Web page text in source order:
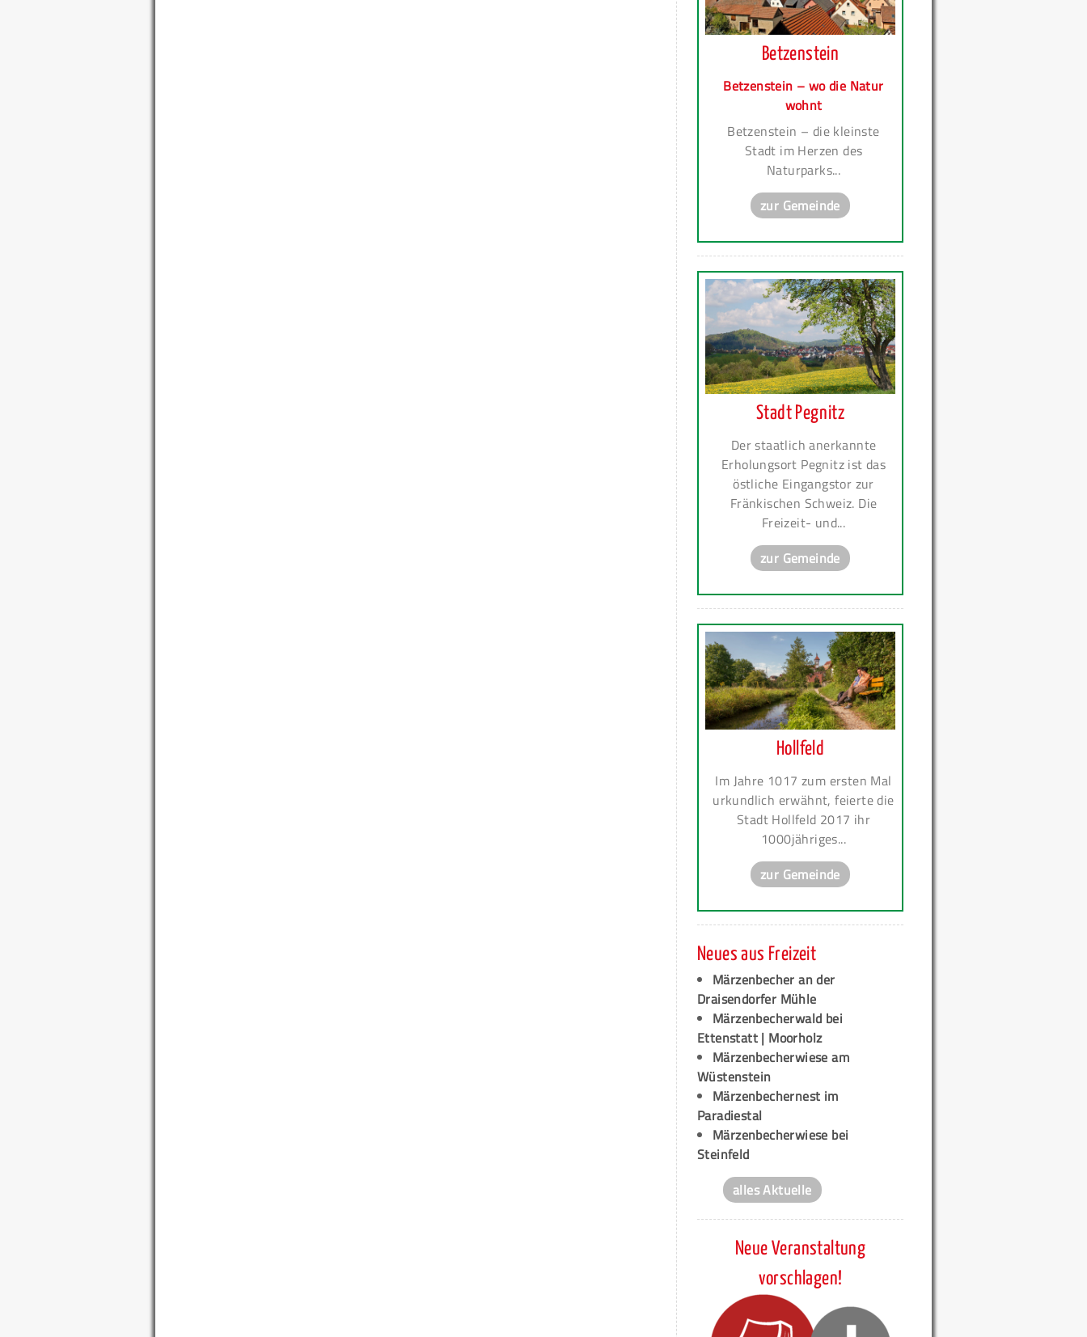
Betzenstein
Betzenstein – wo die Natur
wohnt
Betzenstein – die kleinste
Stadt im Herzen des
Naturparks...
zur Gemeinde
Stadt Pegnitz
Der staatlich anerkannte
Erholungsort Pegnitz ist das
östliche Eingangstor zur
Fränkischen Schweiz. Die
Freizeit- und...
zur Gemeinde
Hollfeld
Im Jahre 1017 zum ersten Mal
urkundlich erwähnt, feierte die
Stadt Hollfeld 2017 ihr
1000jähriges...
zur Gemeinde
Neues aus Freizeit
Märzenbecher an der
Draisendorfer Mühle
Märzenbecherwald bei
Ettenstatt | Moorholz
Märzenbecherwiese am
Wüstenstein
Märzenbechernest im
Paradiestal
Märzenbecherwiese bei
Steinfeld
alles Aktuelle
Neue Veranstaltung
vorschlagen!